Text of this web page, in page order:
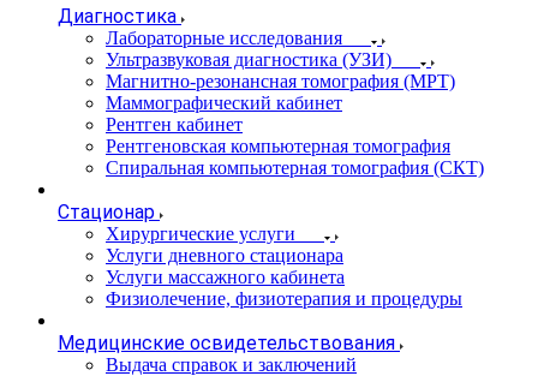
Диагностика
Лабораторные исследования
Ультразвуковая диагностика (УЗИ)
Магнитно-резонансная томография (МРТ)
Маммографический кабинет
Рентген кабинет
Рентгеновская компьютерная томография
Спиральная компьютерная томография (СКТ)
Стационар
Хирургические услуги
Услуги дневного стационара
Услуги массажного кабинета
Физиолечение, физиотерапия и процедуры
Медицинские освидетельствования
Выдача справок и заключений